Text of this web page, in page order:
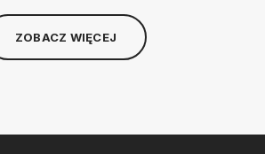
ZOBACZ WIĘCEJ